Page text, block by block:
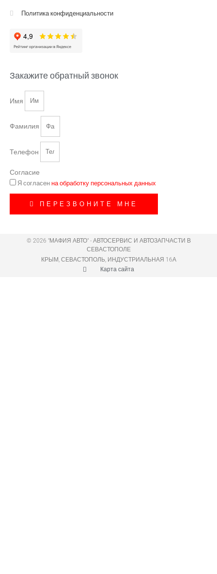
Политика конфиденциальности
Закажите обратный звонок
Имя
Фамилия
Телефон
Согласие
Я согласен на обработку персональных данных
ПЕРЕЗВОНИТЕ МНЕ
© 2026 "МАФИЯ АВТО" - АВТОСЕРВИС И АВТОЗАПЧАСТИ В
СЕВАСТОПОЛЕ
КРЫМ, СЕВАСТОПОЛЬ, ИНДУСТРИАЛЬНАЯ 16А
Карта сайта